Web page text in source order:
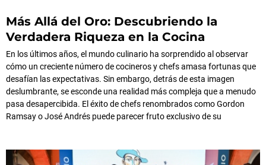
Más Allá del Oro: Descubriendo la
Verdadera Riqueza en la Cocina
En los últimos años, el mundo culinario ha sorprendido al observar
cómo un creciente número de cocineros y chefs amasa fortunas que
desafían las expectativas. Sin embargo, detrás de esta imagen
deslumbrante, se esconde una realidad más compleja que a menudo
pasa desapercibida. El éxito de chefs renombrados como Gordon
Ramsay o José Andrés puede parecer fruto exclusivo de su